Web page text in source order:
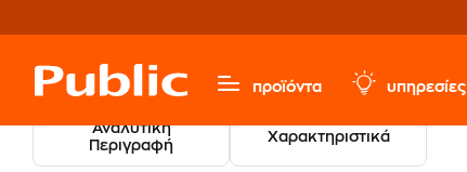
προϊόντα υπηρεσίες
Αναλυτική
Περιγραφή
Χαρακτηριστικά
Παιχνίδια & Παιδικά